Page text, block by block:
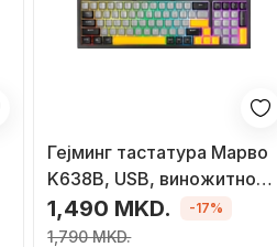
Гејминг тастатура Марво
K638B, USB, виножитно
осветлување, црна
1,490 MKD.
1,790 MKD.
-17%